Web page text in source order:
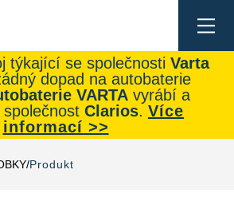
týkající se společnosti Varta
dopad na autobaterie
VARTAvyrábí a
Clarios. Více
informací >>
Produkt